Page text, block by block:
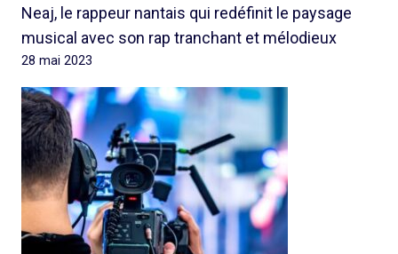
Neaj, le rappeur nantais qui redéfinit le paysage
musical avec son rap tranchant et mélodieux
28 mai 2023